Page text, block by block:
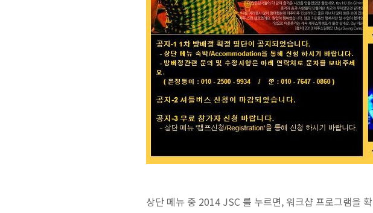
상단 메뉴 중 2014 JSC 를 누르면, 워크샵 프로그램을